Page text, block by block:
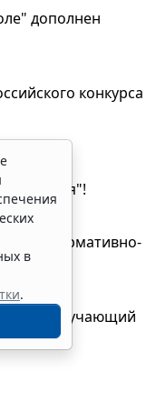
дополнен
конкурса
Россия"!
нормативно-
обучающий
Искра
в
.